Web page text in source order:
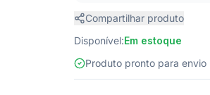
Compartilhar produto
Disponível:Em estoque
Produto pronto para